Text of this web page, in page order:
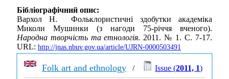
Бібліографічний опис:
Вархол Н. Фольклористичні здобутки академіка
Миколи Мушинки (з нагоди 75-річчя вченого).
Народна творчість та етнологія. 2011. № 1. С. 7-17.
URL: http://jnas.nbuv.gov.ua/article/UJRN-0000503491
Folk art and ethnology / Issue (2011, 1)